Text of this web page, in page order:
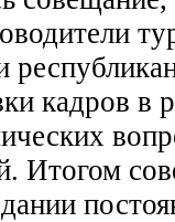
кадров в
Итогом